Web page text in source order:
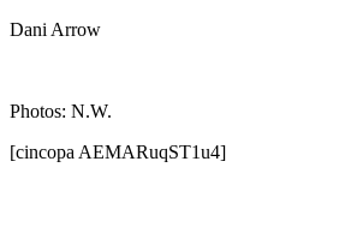
Dani Arrow
Photos: N.W.
[cincopa AEMARuqST1u4]